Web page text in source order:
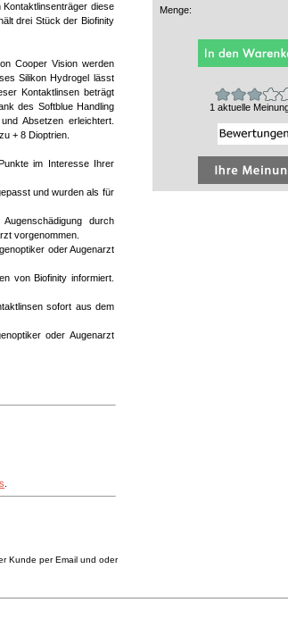
diese
drei Stück der Biofinity
Cooper Vision werden
Silikon Hydrogel lässt
Kontaktlinsen beträgt
des Softblue Handling
Absetzen erleichtert.
+ 8 Dioptrien.
im Interesse Ihrer
und wurden als für
durch
vorgenommen.
oder Augenarzt
von Biofinity informiert.
sofort aus dem
oder Augenarzt
Kunde per Email und oder
Menge:
1 aktuelle